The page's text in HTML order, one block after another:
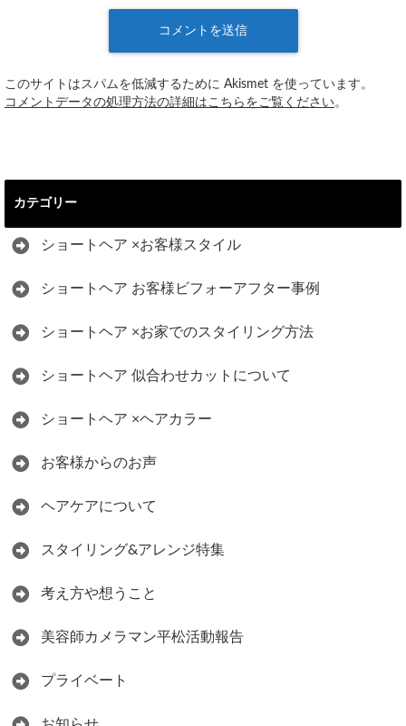
このサイトはスパムを低減するために Akismet を使っています。
コメントデータの処理方法の詳細はこちらをご覧ください。
カテゴリー
ショートヘア ×お客様スタイル
ショートヘア お客様ビフォーアフター事例
ショートヘア ×お家でのスタイリング方法
ショートヘア 似合わせカットについて
ショートヘア ×ヘアカラー
お客様からのお声
ヘアケアについて
スタイリング&アレンジ特集
考え方や想うこと
美容師カメラマン平松活動報告
プライベート